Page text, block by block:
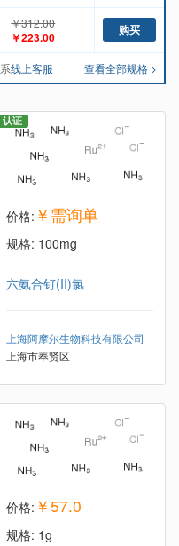
￥312.00
￥223.00 购买
线上客服 查看全部规格 >
认证
价格: ￥需询单
规格: 100mg
六氨合钌(II)氯
上海阿摩尔生物科技有限公司
上海市奉贤区
价格: ￥57.0
规格: 1g